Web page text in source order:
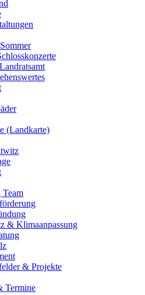
(Landkarte)
& Klimaanpassung
& Projekte
Termine